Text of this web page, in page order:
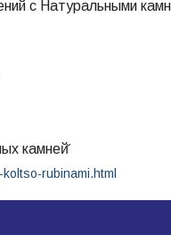
с Натуральными
камней̆
rubinami.html